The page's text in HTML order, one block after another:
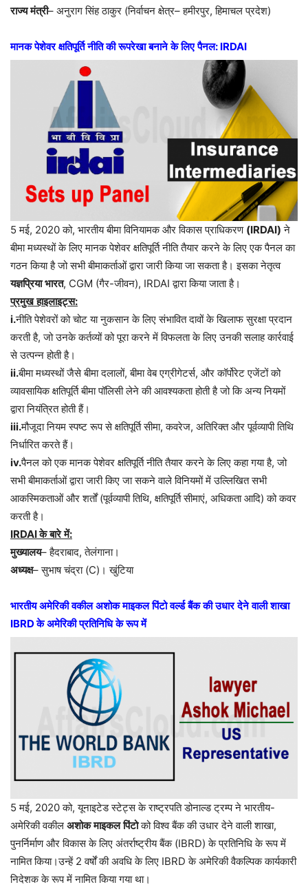
राज्य मंत्री– अनुराग सिंह ठाकुर (निर्वाचन क्षेत्र–हमीरपुर,हिमाचल प्रदेश)
मानक पेशेवर क्षतिपूर्ति नीति की रूपरेखा बनाने के लिए पैनल: IRDAI
5 मई, 2020 को, भारतीय बीमा विनियामक और विकास प्राधिकरण (IRDAI) ने
बीमा मध्यस्थों के लिए मानक पेशेवर क्षतिपूर्ति नीति तैयार करने के लिए एक पैनल का
गठन किया है जो सभी बीमाकर्ताओं द्वारा जारी किया जा सकता है। इसका नेतृत्व
यज्ञप्रिया भारत, CGM (गैर-जीवन), IRDAI द्वारा किया जाता है।
प्रमुख हाइलाइट्स:
i.नीति पेशेवरों को चोट या नुकसान के लिए संभावित दावों के खिलाफ सुरक्षा प्रदान
करती है,जो उनके कर्तव्यों को पूरा करने में विफलता के लिए उनकी सलाह कार्रवाई
से उत्पन्न होती है।
ii.बीमा मध्यस्थों जैसे बीमा दलालों,बीमा वेब एग्रीगेटर्स, और कॉर्पोरेट एजेंटों को
व्यावसायिक क्षतिपूर्ति बीमा पॉलिसी लेने की आवश्यकता होती है जो कि अन्य नियमों
द्वारा नियंत्रित होती हैं।
iii.मौजूदा नियम स्पष्ट रूप से क्षतिपूर्ति सीमा,कवरेज, अतिरिक्त और पूर्वव्यापी तिथि
निर्धारित करते हैं।
iv.पैनल को एक मानक पेशेवर क्षतिपूर्ति नीति तैयार करने के लिए कहा गया है,जो
सभी बीमाकर्ताओं द्वारा जारी किए जा सकने वाले विनियमों में उल्लिखित सभी
आकस्मिकताओं और शर्तों(पूर्वव्यापी तिथि, क्षतिपूर्ति सीमाएं, अधिकता आदि)को कवर
करती है।
IRDAIके बारे में:
मुख्यालय–हैदराबाद,तेलंगाना।
अध्यक्ष–सुभाष चंद्रा(C) । खुंटिया
भारतीय अमेरिकी वकील अशोक माइकल पिंटो वर्ल्ड बैंक की उधार देने वाली शाखा
IBRDके अमेरिकी प्रतिनिधि के रूप में
5 मई, 2020 को, यूनाइटेड स्टेट्स के राष्ट्रपति डोनाल्ड ट्रम्प ने भारतीय-
अमेरिकी वकील अशोक माइकल पिंटोको विश्व बैंक की उधार देने वाली शाखा,
पुनर्निर्माण और विकास के लिए अंतर्राष्ट्रीय बैंक (IBRD) के प्रतिनिधि के रूप में
नामित किया।उन्हें 2 वर्षों की अवधि के लिए IBRD के अमेरिकी वैकल्पिक कार्यकारी
निदेशक के रूप में नामित किया गया था।